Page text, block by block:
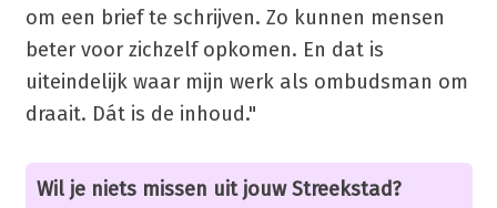
om een brief te schrijven. Zo kunnen mensen
beter voor zichzelf opkomen. En dat is
uiteindelijk waar mijn werk als ombudsman om
draait. Dát is de inhoud."
Wil je niets missen uit jouw Streekstad?